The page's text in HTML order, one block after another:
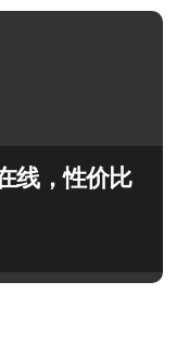
线，性价比